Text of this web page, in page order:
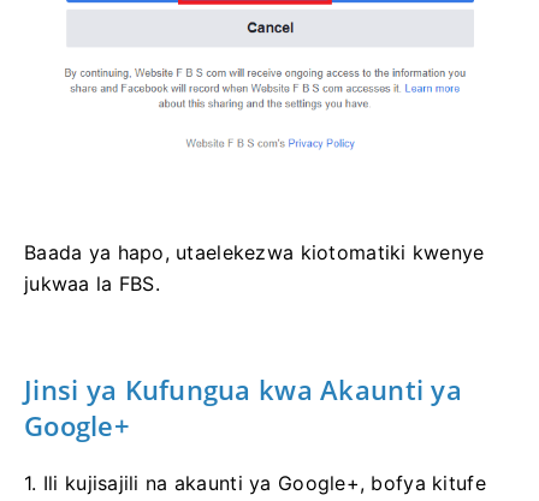
Baada ya hapo, utaelekezwa kiotomatiki kwenye
jukwaa la FBS.
Jinsi ya Kufungua kwa Akaunti ya
Google+
1. Ili kujisajili na akaunti ya Google+, bofya kitufe